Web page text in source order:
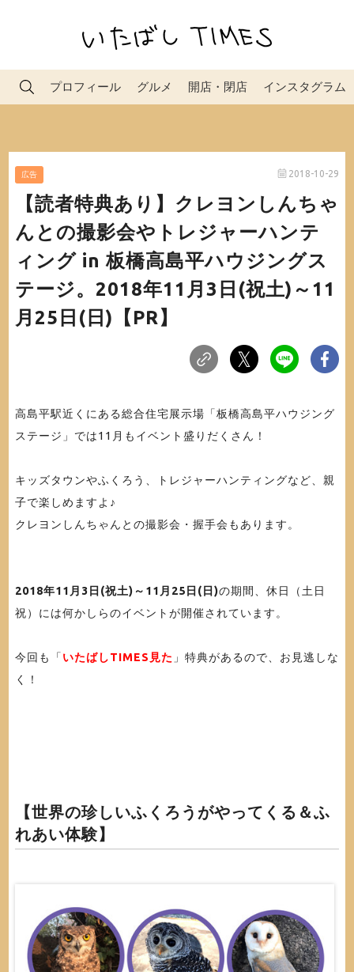
プロフィール グルメ 開店・閉店 インスタグラム
広告 2018-10-29
【読者特典あり】クレヨンしんちゃ
んとの撮影会やトレジャーハンテ
ィング in 板橋高島平ハウジングス
テージ。2018年11月3日(祝土)～11
月25日(日)【PR】
高島平駅近くにある総合住宅展示場「板橋高島平ハウジング
ステージ」では11月もイベント盛りだくさん！
キッズタウンやふくろう、トレジャーハンティングなど、親
子で楽しめますよ♪
クレヨンしんちゃんとの撮影会・握手会もあります。
2018年11月3日(祝土)～11月25日(日)の期間、休日（土日
祝）には何かしらのイベントが開催されています。
今回も「 いたばしTIMES見た 」特典があるので、お見逃しな
く！
【世界の珍しいふくろうがやってくる＆ふ
れあい体験】